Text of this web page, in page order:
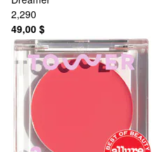
2,290
49,00 $